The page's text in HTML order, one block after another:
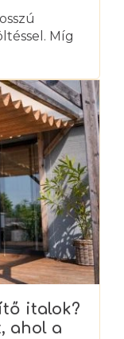
Míg
italok?
ahol a